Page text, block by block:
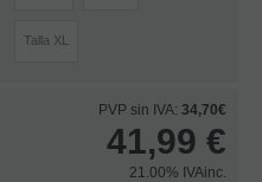
Talla XL
PVP sin IVA: 34,70€
41,99 €
21.00% IVAinc.